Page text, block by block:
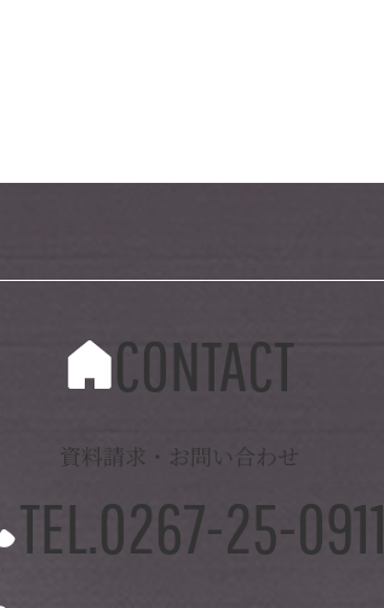
CONTACT
資料請求・お問い合わせ
TEL.0267-25-0911